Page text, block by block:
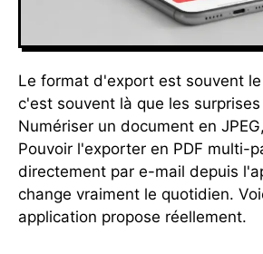
Le format d'export est souvent
c'est souvent là que les
Numériser un document en
Pouvoir l'exporter en PDF multi-
directement par e-mail depuis
change vraiment le quotidien.
application propose réellement.